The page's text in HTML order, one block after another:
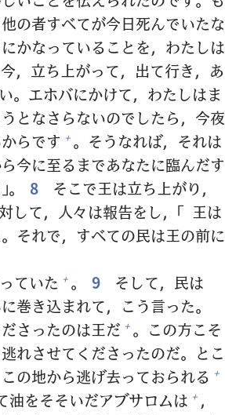
他の者すべてが今日死んでいたな
にかなっていることを，わたしは
今， 立ち上がって， 出て行き，あ
。エホバにかけて，わたしはま
となさらないのでしたら， 今夜
らです + 。そうなれば，それは
今に至るまであなたに臨んだす
8 そこで王は立ち上がり，
対して， 人々は報告をし，「 王は
それで，すべての民は王の前に
っていた + 。 9 そして， 民は
巻き込まれて，こう言った。
さったのは王だ + 。この方こそ
逃れさせてくださったのだ。とこ
の地から逃げ去っておられる +
油をそそいだアブサロムは + ，